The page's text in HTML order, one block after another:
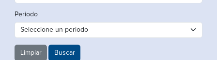
Periodo
Limpiar Buscar